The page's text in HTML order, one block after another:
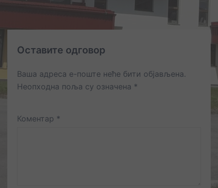
Оставите одговор
Ваша адреса е-поште неће бити објављена.
Неопходна поља су означена *
Коментар *